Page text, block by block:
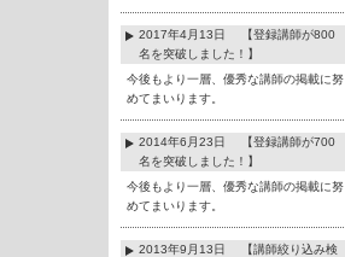
2017年4月13日 【登録講師が800
名を突破しました！】
今後もより一層、優秀な講師の掲載に努
めてまいります。
2014年6月23日 【登録講師が700
名を突破しました！】
今後もより一層、優秀な講師の掲載に努
めてまいります。
2013年9月13日 【講師絞り込み検